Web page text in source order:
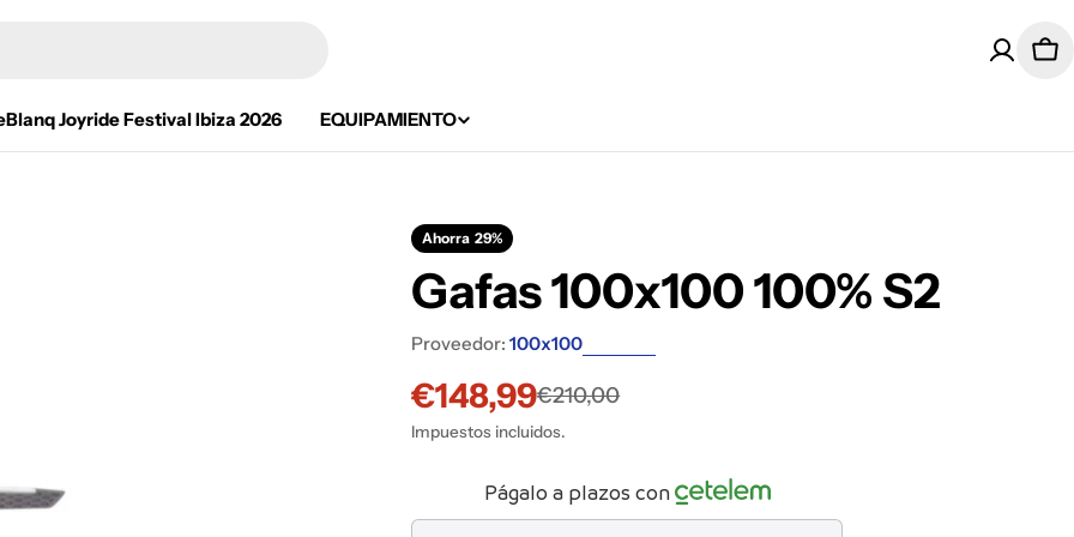
Joyride Festival Ibiza 2026 EQUIPAMIENTO
Ahorra 29%
Gafas 100x100 100% S2
Proveedor: 100x100
Precio
de
venta
€148,99
Precio
habitual
€210,00
Impuestos incluidos.
Págalo a plazos con